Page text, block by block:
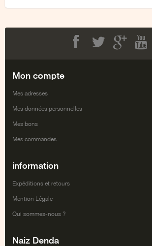
Mon compte
Mes adresses
Mes données personnelles
Mes bons
Mes commandes
information
Expéditions et retours
Mention Légale
Qui sommes-nous ?
Naiz Denda